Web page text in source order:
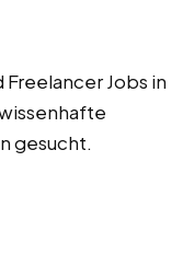
Jobs in
gesucht.